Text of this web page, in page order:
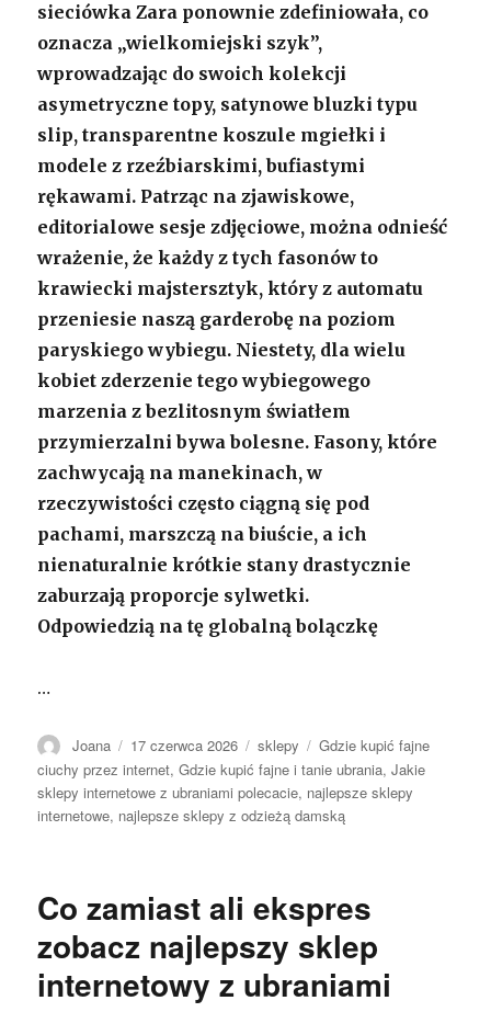
sieciówka Zara ponownie zdefiniowała, co
oznacza „wielkomiejski szyk”,
wprowadzając do swoich kolekcji
asymetryczne topy, satynowe bluzki typu
slip, transparentne koszule mgiełki i
modele z rzeźbiarskimi, bufiastymi
rękawami. Patrząc na zjawiskowe,
editorialowe sesje zdjęciowe, można odnieść
wrażenie, że każdy z tych fasonów to
krawiecki majstersztyk, który z automatu
przeniesie naszą garderobę na poziom
paryskiego wybiegu. Niestety, dla wielu
kobiet zderzenie tego wybiegowego
marzenia z bezlitosnym światłem
przymierzalni bywa bolesne. Fasony, które
zachwycają na manekinach, w
rzeczywistości często ciągną się pod
pachami, marszczą na biuście, a ich
nienaturalnie krótkie stany drastycznie
zaburzają proporcje sylwetki.
Odpowiedzią na tę globalną bolączkę
…
Autor
Joana Opublikowano
17 czerwca 2026 Kategorie
sklepy Tagi
Gdzie kupić fajne
ciuchy przez internet,Gdzie kupić fajne i tanie ubrania,Jakie
sklepy internetowe z ubraniami polecacie, najlepsze sklepy
internetowe, najlepsze sklepy z odzieżą damską
Co zamiast ali ekspres
zobacz najlepszy sklep
internetowy z ubraniami